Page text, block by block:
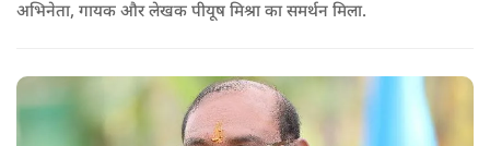
अभिनेता, गायक और लेखक पीयूष मिश्रा का समर्थन मिला.